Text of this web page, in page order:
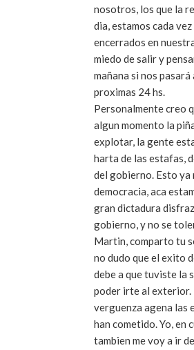
nosotros, los que la
dia, estamos cada vez
encerrados en
miedo de salir y
mañana si nos pasará
proximas 24 hs.
Personalmente creo
algun momento la
explotar, la gente
harta de las estafas,
del gobierno. Esto ya
democracia, aca
gran dictadura
gobierno, y no se
Martin, comparto tu
no dudo que el exito
debe a que tuviste la
poder irte al exterior.
verguenza agena las
han cometido. Yo, en
tambien me voy a ir